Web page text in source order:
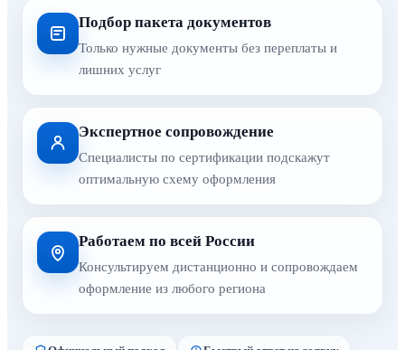
Подбор пакета документов
Только нужные документы без переплаты и
лишних услуг
Экспертное сопровождение
Специалисты по сертификации подскажут
оптимальную схему оформления
Работаем по всей России
Консультируем дистанционно и сопровождаем
оформление из любого региона